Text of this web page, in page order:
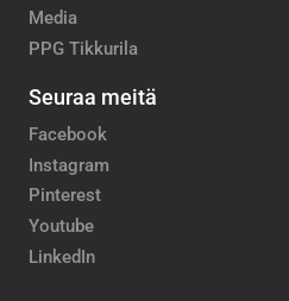
Media
PPG Tikkurila
Seuraa meitä
Facebook
Instagram
Pinterest
Youtube
LinkedIn